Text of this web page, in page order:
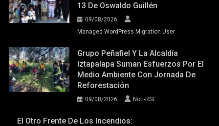
13 De Oswaldo Guillén
09/08/2026
Managed WordPress Migration User
Grupo Peñafiel Y La Alcaldía
Iztapalapa Suman Esfuerzos Por El
Medio Ambiente Con Jornada De
Reforestación
09/08/2026 Noti-RSE
El Otro Frente De Los Incendios: